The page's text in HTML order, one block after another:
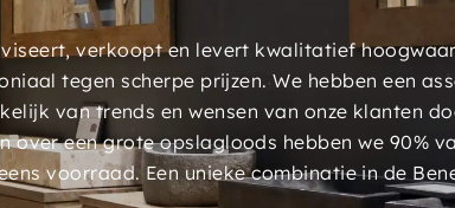
verkoopt en levert kwalitatief
tegen scherpe prijzen. We hebben een
van trends en wensen van onze klanten
over een grote opslagloods hebben we 90%
voorraad. Een unieke combinatie in de